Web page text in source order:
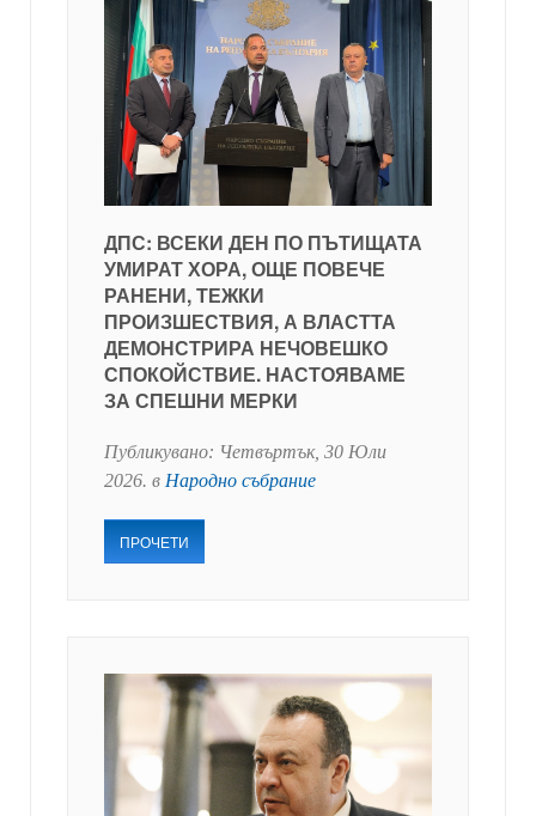
ДПС: ВСЕКИ ДЕН ПО ПЪТИЩАТА
УМИРАТ ХОРА, ОЩЕ ПОВЕЧЕ
РАНЕНИ, ТЕЖКИ
ПРОИЗШЕСТВИЯ, А ВЛАСТТА
ДЕМОНСТРИРА НЕЧОВЕШКО
СПОКОЙСТВИЕ. НАСТОЯВАМЕ
ЗА СПЕШНИ МЕРКИ
Публикувано: Четвъртък, 30 Юли
2026. в Народно събрание
ПРОЧЕТИ